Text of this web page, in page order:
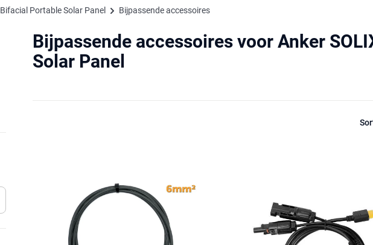
Portable Solar Panel Bijpassende accessoires
Bijpassende accessoires voor Anker
Solar Panel